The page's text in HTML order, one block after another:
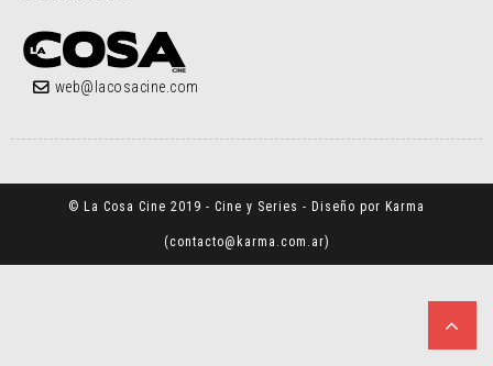
web@lacosacine.com
© La Cosa Cine 2019 - Cine y Series - Diseño por Karma
(contacto@karma.com.ar)